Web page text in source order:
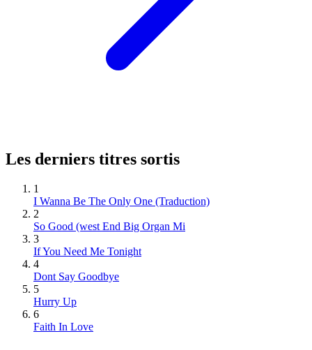
Les derniers titres sortis
1
I Wanna Be The Only One (Traduction)
2
So Good (west End Big Organ Mi
3
If You Need Me Tonight
4
Dont Say Goodbye
5
Hurry Up
6
Faith In Love